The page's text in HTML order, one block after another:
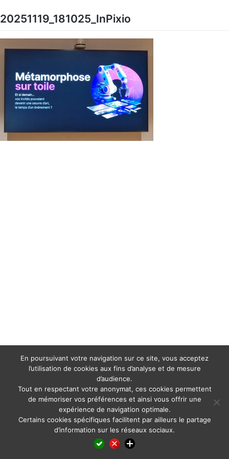
content
20251119_181025_InPixio
LinkedIn
X WhatsAppPinterest
En poursuivant votre navigation sur ce site, vous acceptez
l’utilisation de cookies aux fins d’analyse et de mesure
d’audience.
Tout en respectant votre anonymat, ces cookies permettent
de mémoriser vos préférences et ainsi vous offrir une
expérience de navigation optimale.
Certains cookies spécifiques facilitent par ailleurs le partage
d’information sur les réseaux sociaux.